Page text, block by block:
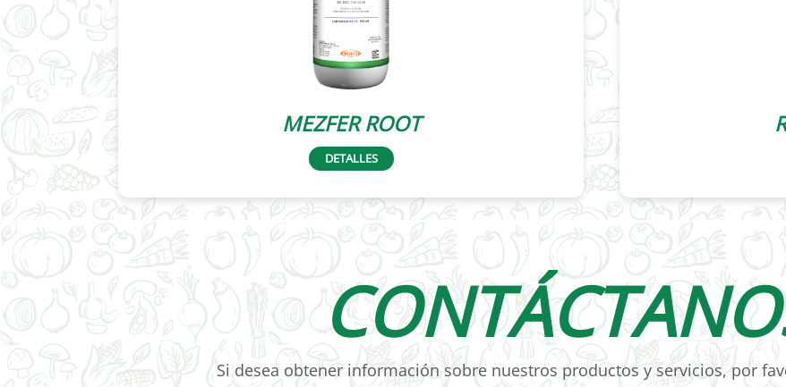
MEZFER ROOT
DETALLES
Si desea obtener información sobre nuestros productos y servicios, por